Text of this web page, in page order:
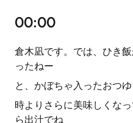
00:00
倉木凪です。では、ひき
ったねー
と、かぼちゃ入ったおつ
時よりさらに美味しくな
ら出汁でね